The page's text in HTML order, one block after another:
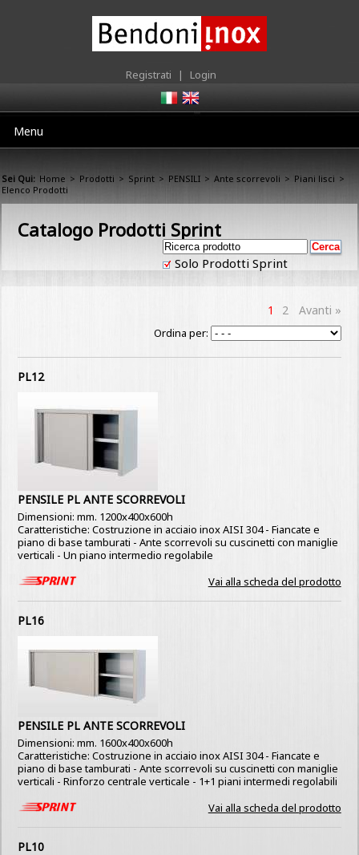
Registrati | Login
Menu
Sei Qui: Home > Prodotti > Sprint > PENSILI > Ante scorrevoli > Piani lisci >
Elenco Prodotti
Catalogo Prodotti Sprint
Solo Prodotti Sprint
1 2 Avanti »
Ordina per:
PL12
PENSILE PL ANTE SCORREVOLI
Dimensioni: mm. 1200x400x600h
Caratteristiche: Costruzione in acciaio inox AISI 304 - Fiancate e
piano di base tamburati - Ante scorrevoli su cuscinetti con maniglie
verticali - Un piano intermedio regolabile
Vai alla scheda del prodotto
PL16
PENSILE PL ANTE SCORREVOLI
Dimensioni: mm. 1600x400x600h
Caratteristiche: Costruzione in acciaio inox AISI 304 - Fiancate e
piano di base tamburati - Ante scorrevoli su cuscinetti con maniglie
verticali - Rinforzo centrale verticale - 1+1 piani intermedi regolabili
Vai alla scheda del prodotto
PL10